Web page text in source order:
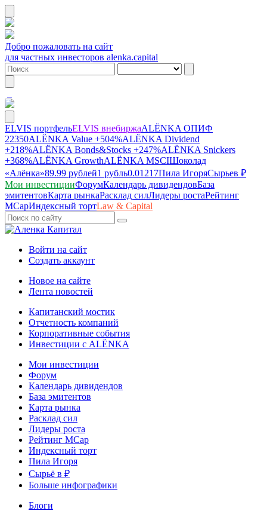
Добро пожаловать на сайт
для частных инвесторов alenka.capital
ELVIS портфельELVIS внебиржаALЁNKA ОПИФ
22350ALЁNKA Value +504%ALЁNKA Dividend
+218%ALЁNKA Bonds&Stocks +247%ALЁNKA Snickers
+368%ALЁNKA GrowthALЁNKA MSCIШоколад
«Алёнка»89.99 рублей1 рубль0.01217Пила ИгоряСырьев ₽
Мои инвестицииФорумКалендарь дивидендовБаза
эмитентовКарта рынкаРасклад силЛидеры ростаРейтинг
MCapИндексный тортLaw & Capital
Войти на сайт
Создать аккаунт
Новое на сайте
Лента новостей
Капитанский мостик
Отчетность компаний
Корпоративные события
Инвестиции с ALЁNKA
Мои инвестиции
Форум
Календарь дивидендов
База эмитентов
Карта рынка
Расклад сил
Лидеры роста
Рейтинг MCap
Индексный торт
Пила Игоря
Сырьё в ₽
Больше инфографики
Блоги